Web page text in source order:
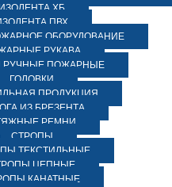
ИЗОЛЕНТА ХБ
ПВХ
ОБОРУДОВАНИЕ
РУКАВА
РУЧНЫЕ ПОЖАРНЫЕ
ГОЛОВКИ
ПРОДУКЦИЯ
ИЗ БРЕЗЕНТА
РЕМНИ
СТРОПЫ
ТЕКСТИЛЬНЫЕ
ЦЕПНЫЕ
КАНАТНЫЕ